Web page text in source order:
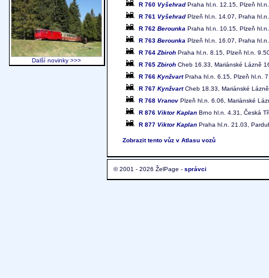
R 760 VyšehradPraha hl.n. 12.15, Plzeň
R 761 VyšehradPlzeň hl.n. 14.07, Praha
R 762 Berounka Praha hl.n. 10.15, Plzeň
R 763 Berounka Plzeň hl.n. 16.07, Praha
R 764 Zbiroh Praha hl.n. 8.15, Plzeň hl.n.
R 765 Zbiroh Cheb 16.33, Mariánské Lázně
R 766 KynžvartPraha hl.n. 6.15, Plzeň hl.n.
R 767 KynžvartCheb 18.33, Mariánské
R 768 Vranov Plzeň hl.n. 6.06, Mariánské
R 876 Viktor Kaplan Brno hl.n. 4.31, Česká
R 877 Viktor Kaplan Praha hl.n. 21.03,
Zobrazit tento vůz v Atlasu vozů
© 2001 - 2026 ŽelPage - správci
Další novinky >>>